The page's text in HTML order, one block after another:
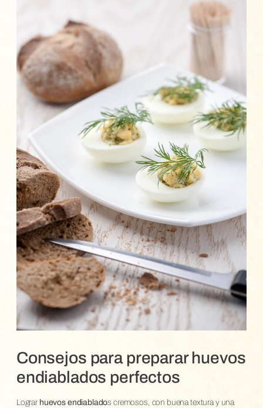
Consejos para preparar huevos
endiablados perfectos
Lograr huevos endiablados cremosos, con buena textura y una